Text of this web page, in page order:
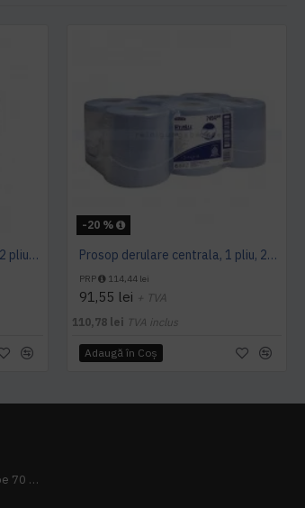
Prosop cu derulare centrala 2 pliuri 100 m, portionata, alb, celuloza 100%, AQAS
-20 %
Prosop derulare centrala, 1 pliu, 200 m Wypall L10
PRP 114,44 lei
91,55 lei + TVA
110,78 lei TVA inclus
Adaugă în Coş
Pachet 10 prosoape 70 x 140cm 9 + 1 gratuit